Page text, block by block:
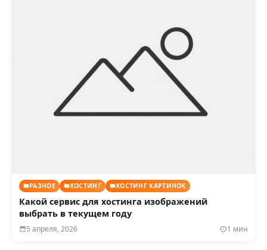
РАЗНОЕ ХОСТИНГ ХОСТИНГ КАРТИНОК
Какой сервис для хостинга изображений
выбрать в текущем году
5 апреля, 2026 1 мин